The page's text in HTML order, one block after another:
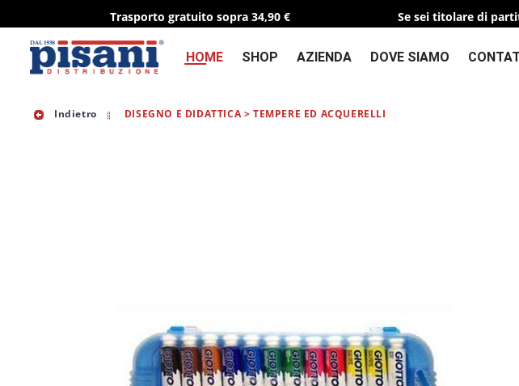
Trasporto gratuito sopra 34,90 € Se sei titolare di
HOME SHOP AZIENDA DOVE SIAMO
Indietro DISEGNO E DIDATTICA > TEMPERE ED ACQUERELLI